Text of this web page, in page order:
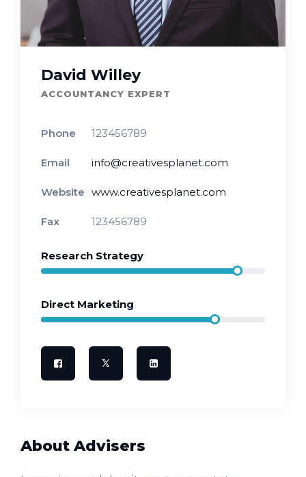
David Willey
ACCOUNTANCY EXPERT
Phone 123456789
Email info@creativesplanet.com
Website www.creativesplanet.com
Fax 123456789
Research Strategy
Direct Marketing
About Advisers